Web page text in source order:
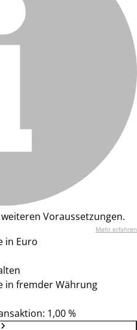
Voraussetzungen.
Mehr erfahren
in Euro
in fremder Währung
1,00 %